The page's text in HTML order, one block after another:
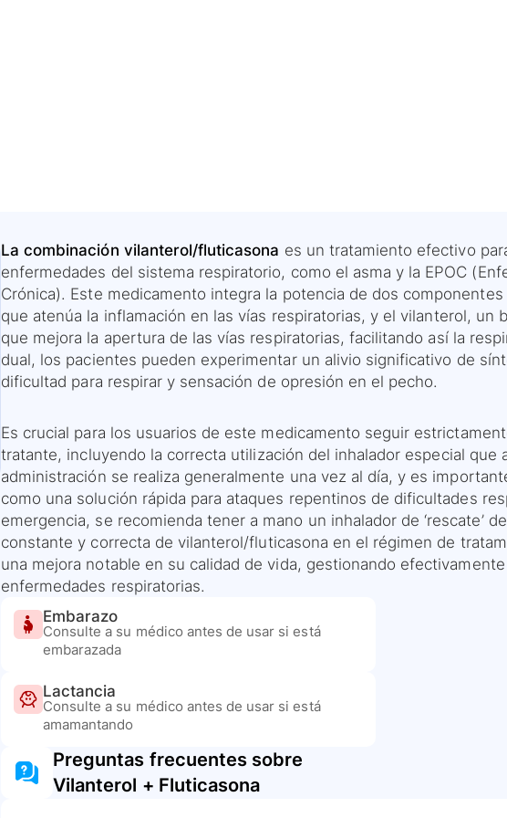
La combinación vilanterol/fluticasona es un tratamiento efectivo
enfermedades del sistema respiratorio, como el asma y la EPOC
Crónica). Este medicamento integra la potencia de dos
que atenúa la inflamación en las vías respiratorias, y el vilanterol, un
que mejora la apertura de las vías respiratorias, facilitando así la
dual, los pacientes pueden experimentar un alivio significativo de
dificultad para respirar y sensación de opresión en el pecho.
Es crucial para los usuarios de este medicamento seguir
tratante, incluyendo la correcta utilización del inhalador especial que
administración se realiza generalmente una vez al día, y es
como una solución rápida para ataques repentinos de dificultades
emergencia, se recomienda tener a mano un inhalador de ‘rescate’
constante y correcta de vilanterol/fluticasona en el régimen de
una mejora notable en su calidad de vida, gestionando
enfermedades respiratorias.
Embarazo
Consulte a su médico antes de usar si está
embarazada
Lactancia
Consulte a su médico antes de usar si está
amamantando
Preguntas frecuentes sobre
Vilanterol + Fluticasona